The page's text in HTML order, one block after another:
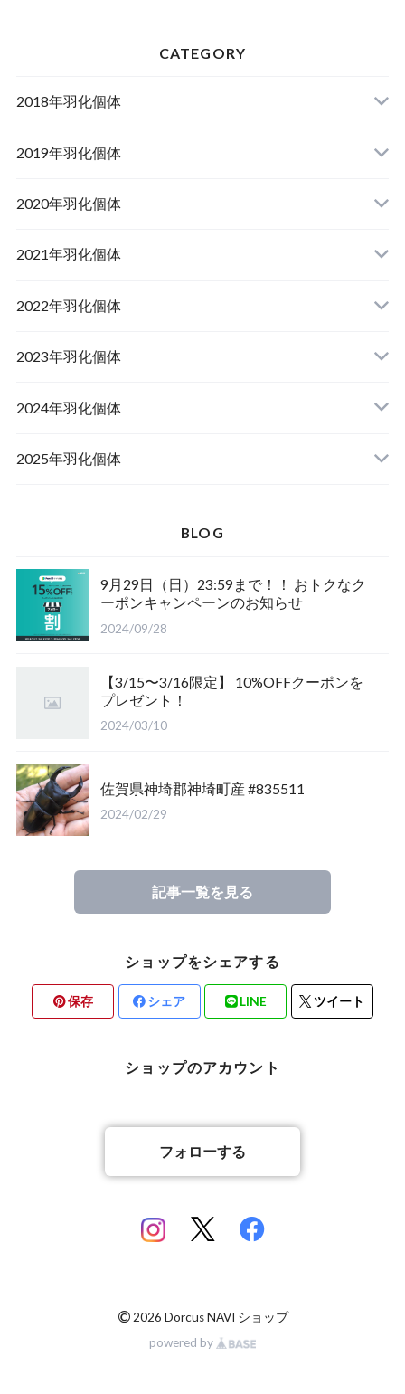
CATEGORY
2018年羽化個体
佐賀県神埼郡産オオクワガタ
2019年羽化個体
山梨県韮崎市産オオクワガタ
山梨県韮崎市韮崎町産オオクワガタ
佐賀県神埼郡神埼町産オオクワガタ
2020年羽化個体
山梨県韮崎市穂坂町産
山梨県甲斐市産
山形県西置賜郡小國町産
新潟県十日町市産
2021年羽化個体
山梨県韮崎市穂坂町産
兵庫県川辺郡猪名川町産
山梨県甲斐市産
佐賀県神埼郡神埼町
福島県南会津郡産
2022年羽化個体
青森県十和田市産
宮城県栗原市産
茨城県小美玉市産
三重県いなべ市産
長崎県対馬市産
佐賀県神崎郡産
新潟県東蒲原郡阿賀町産
2023年羽化個体
岩手県奥州市産
山形県西置賜郡小國町産
山梨県韮崎市産
香川県綾歌郡産綾上町産
福島県南会津郡産
福島県大沼郡産
長崎県対馬市産
山梨県甲斐市産
北海道檜山郡厚沢部町産
2024年羽化個体
青森県十和田市産
新潟県東蒲原郡阿賀町
山梨県甲府市産
山梨県韮崎市穂坂町産
山梨県北杜市明野町産
三重県桑名市
滋賀県大津市産
京都府宇治市産
香川県丸亀市綾歌町産
2025年羽化個体
茨城県稲敷郡産
山梨県韮崎市穂坂町産
京都府宇治市産
岡山県岡山市産
香川県丸亀市綾歌町産
熊本県合志市産
山梨県北杜市明野町産
佐賀県神埼郡産
BLOG
9月29日（日）23:59まで！！ おトクなク
ーポンキャンペーンのお知らせ
2024/09/28
【3/15〜3/16限定】 10%OFFクーポンを
プレゼント！
2024/03/10
佐賀県神埼郡神埼町産 #835511
2024/02/29
記事一覧を見る
ショップをシェアする
保存 シェア LINE ツイート
ショップのアカウント
フォローする
© 2026 Dorcus NAVI ショップ
powered by